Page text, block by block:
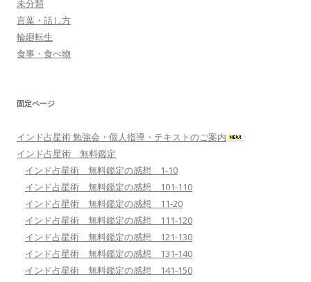
未分類
言葉・話し方
輪廻転生
食事・食べ物
固定ページ
インド占星術 勉強会・個人指導・テキストのご案内
インド占星術 無料鑑定
インド占星術 無料鑑定の感想 1-10
インド占星術 無料鑑定の感想 101-110
インド占星術 無料鑑定の感想 11-20
インド占星術 無料鑑定の感想 111-120
インド占星術 無料鑑定の感想 121-130
インド占星術 無料鑑定の感想 131-140
インド占星術 無料鑑定の感想 141-150